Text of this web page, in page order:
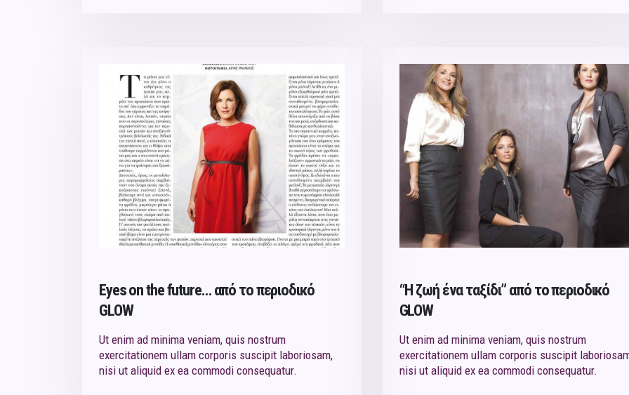
Eyes on the future… από το περιoδικό
GLOW
Ut enim ad minima veniam, quis nostrum
exercitationem ullam corporis suscipit laboriosam,
nisi ut aliquid ex ea commodi consequatur.
“Η ζωή ένα ταξίδι” από το περιoδικό
GLOW
Ut enim ad minima veniam, quis nostrum
exercitationem ullam corporis suscipit
nisi ut aliquid ex ea commodi consequatur.